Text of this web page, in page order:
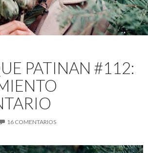
PATINAN #112:
16 COMENTARIOS